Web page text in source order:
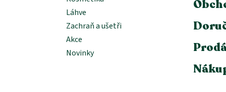
Láhve
Zachraň a ušetři
Akce
Novinky